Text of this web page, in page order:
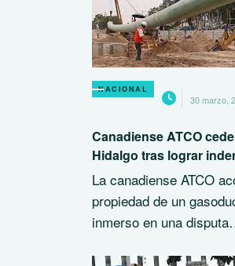
NACIONAL
30 marzo,
Canadiense ATCO
Hidalgo tras lograr
La canadiense ATCO
propiedad de un
inmerso en una